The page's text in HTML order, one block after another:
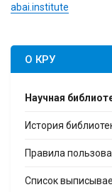
abai.institute
О КРУ
Научная
История
Правила
Список